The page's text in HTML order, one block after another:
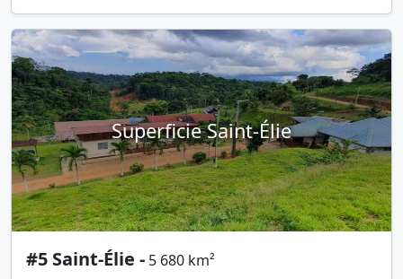
Superficie Saint-Élie
#5 Saint-Élie - 5 680 km²